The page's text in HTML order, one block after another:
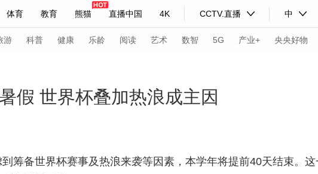
体育 教育 熊猫 直播中国 4K CCTV.直播 中
妙语 热解读 天天学习
持人 下载央视影音
游 科普 健康 乐龄 阅读 艺术 数智 5G 产业+ 央央好物
习式妙语 央视快评 央视网评 光华锐评 锋面
假 世界杯叠加热浪成主因
备世界杯赛事及热浪来袭等因素，本学年将提前40天结束。这